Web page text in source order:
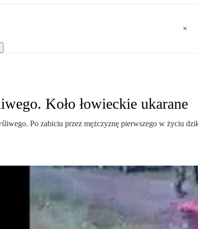
Koło łowieckie ukarane
Po zabiciu przez mężczyznę pierwszego w życiu